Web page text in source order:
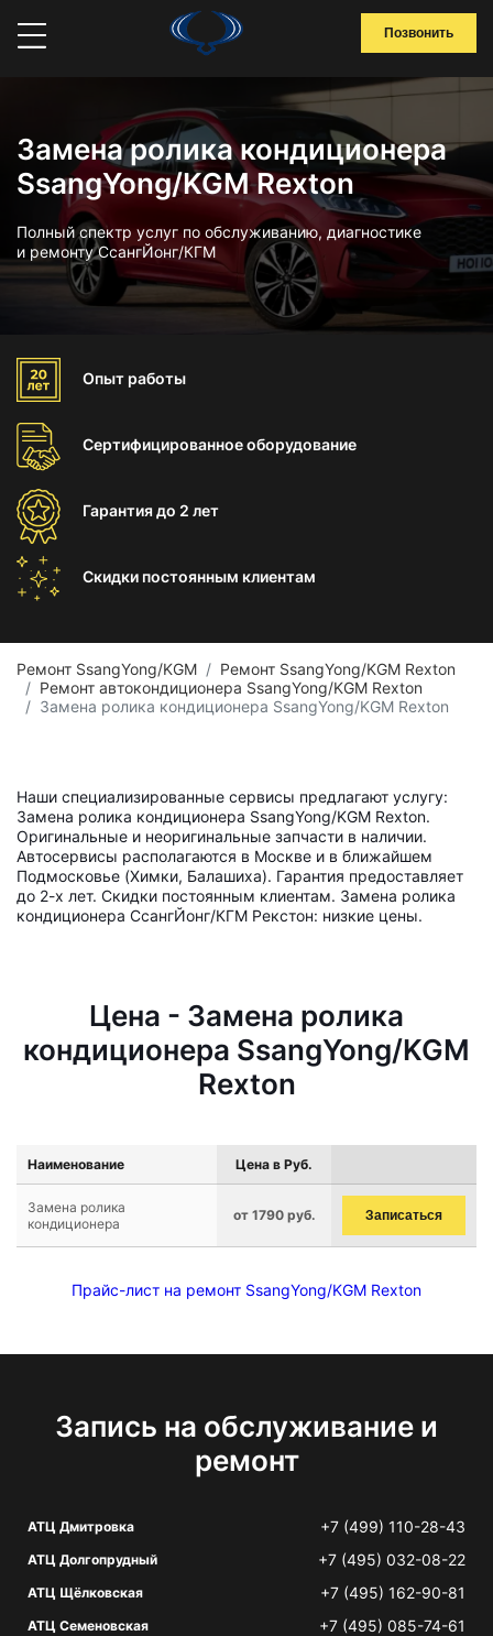
Позвонить
Замена ролика кондиционера
SsangYong/KGM Rexton
Полный спектр услуг по обслуживанию, диагностике
и ремонту СсангЙонг/КГМ
Опыт работы
Сертифицированноеоборудование
Гарантиядо 2 лет
Скидки постоянным клиентам
Ремонт SsangYong/KGM
Ремонт SsangYong/KGM Rexton
Ремонт автокондиционера SsangYong/KGM Rexton
Замена ролика кондиционера SsangYong/KGM Rexton
Наши специализированные сервисы предлагают услугу:
Замена ролика кондиционера SsangYong/KGM Rexton.
Оригинальные и неоригинальные запчасти в наличии.
Автосервисы располагаются в Москве и в ближайшем
Подмосковье (Химки, Балашиха). Гарантия предоставляет
до 2-х лет. Скидки постоянным клиентам. Замена ролика
кондиционера СсангЙонг/КГМ Рекстон: низкие цены.
Цена - Замена ролика
кондиционера SsangYong/KGM
Rexton
Наименование Цена в Руб.
Замена ролика
кондиционера
от 1790 руб. Записаться
Прайс-лист на ремонт SsangYong/KGM Rexton
Запись на обслуживание и
ремонт
АТЦ Дмитровка +7 (499) 110-28-43
АТЦ Долгопрудный +7 (495) 032-08-22
АТЦ Щёлковская +7 (495) 162-90-81
АТЦ Семеновская +7 (495) 085-74-61